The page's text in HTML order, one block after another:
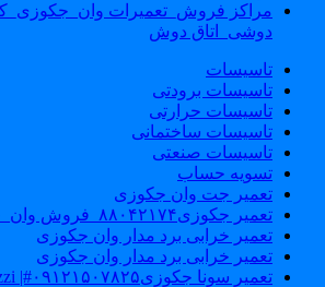
مراکز فروش_تعمیرات
دوشی_اتاق دوش
تاسیسات
تاسیسات برودتی
تاسیسات حرارتی
تاسیسات ساختمانی
تاسیسات صنعتی
تسویه حساب
تعمیر جت وان جکوزی
تعمیر جکوزی۸۸۰۴۲۱۷۴_فروش وان_جکوزی
تعمیر خرابی برد مدار وان جکوزی
تعمیر خرابی برد مدار وان جکوزی
تعمیر سونا جکوزی۰۹۱۲۱۵۰۷۸۲۵#| Sauna | Jacuzzi